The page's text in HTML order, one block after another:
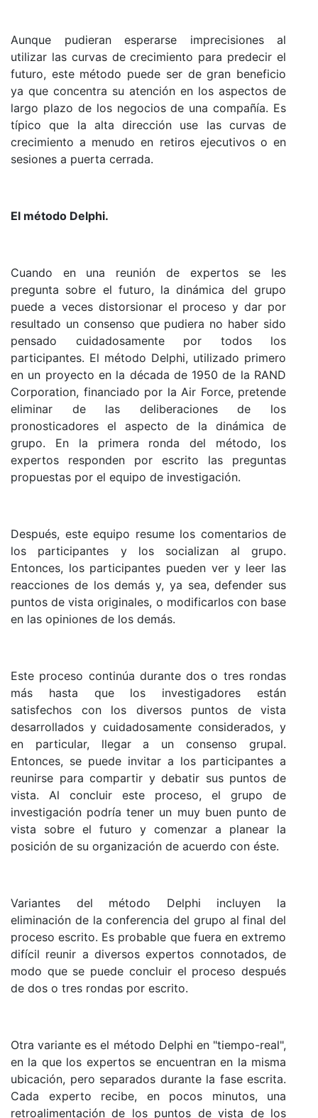
Aunque pudieran esperarse imprecisiones al
utilizar las curvas de crecimiento para predecir el
futuro, este método puede ser de gran beneficio
ya que concentra su atención en los aspectos de
largo plazo de los negocios de una compañía. Es
típico que la alta dirección use las curvas de
crecimiento a menudo en retiros ejecutivos o en
sesiones a puerta cerrada.
El método Delphi.
Cuando en una reunión de expertos se les
pregunta sobre el futuro, la dinámica del grupo
puede a veces distorsionar el proceso y dar por
resultado un consenso que pudiera no haber sido
pensado cuidadosamente por todos los
participantes. El método Delphi, utilizado primero
en un proyecto en la década de 1950 de la RAND
Corporation, financiado por la Air Force, pretende
eliminar de las deliberaciones de los
pronosticadores el aspecto de la dinámica de
grupo. En la primera ronda del método, los
expertos responden por escrito las preguntas
propuestas por el equipo de investigación.
Después, este equipo resume los comentarios de
los participantes y los socializan al grupo.
Entonces, los participantes pueden ver y leer las
reacciones de los demás y, ya sea, defender sus
puntos de vista originales, o modificarlos con base
en las opiniones de los demás.
Este proceso continúa durante dos o tres rondas
más hasta que los investigadores están
satisfechos con los diversos puntos de vista
desarrollados y cuidadosamente considerados, y
en particular, llegar a un consenso grupal.
Entonces, se puede invitar a los participantes a
reunirse para compartir y debatir sus puntos de
vista. Al concluir este proceso, el grupo de
investigación podría tener un muy buen punto de
vista sobre el futuro y comenzar a planear la
posición de su organización de acuerdo con éste.
Variantes del método Delphi incluyen la
eliminación de la conferencia del grupo al final del
proceso escrito. Es probable que fuera en extremo
difícil reunir a diversos expertos connotados, de
modo que se puede concluir el proceso después
de dos o tres rondas por escrito.
Otra variante es el método Delphi en "tiempo-real",
en la que los expertos se encuentran en la misma
ubicación, pero separados durante la fase escrita.
Cada experto recibe, en pocos minutos, una
retroalimentación de los puntos de vista de los